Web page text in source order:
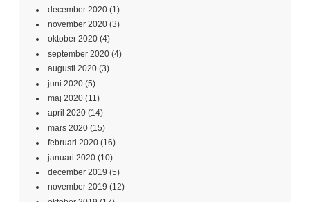
december 2020 (1)
november 2020 (3)
oktober 2020 (4)
september 2020 (4)
augusti 2020 (3)
juni 2020 (5)
maj 2020 (11)
april 2020 (14)
mars 2020 (15)
februari 2020 (16)
januari 2020 (10)
december 2019 (5)
november 2019 (12)